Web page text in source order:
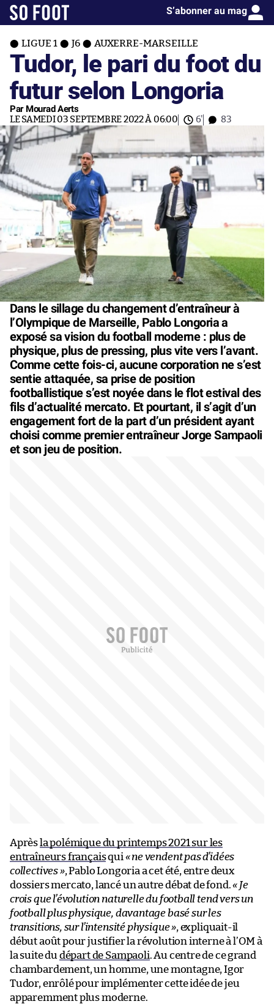
S’abonner au mag
LIGUE 1 J6 AUXERRE-MARSEILLE
Tudor, le pari du foot du
futur selon Longoria
Par Mourad Aerts
LE SAMEDI 03 SEPTEMBRE 2022 À 06:00 6' 83
Dans le sillage du changement d’entraîneur à
l’Olympique de Marseille, Pablo Longoria a
exposé sa vision du football moderne : plus de
physique, plus de pressing, plus vite vers l’avant.
Comme cette fois-ci, aucune corporation ne s’est
sentie attaquée, sa prise de position
footballistique s’est noyée dans le flot estival des
fils d’actualité mercato. Et pourtant, il s’agit d’un
engagement fort de la part d’un président ayant
choisi comme premier entraîneur Jorge Sampaoli
et son jeu de position.
Après la polémique du printemps 2021 sur les
entraîneurs françaisqui « ne vendent pas d’idées
collectives », Pablo Longoria a cet été, entre deux
dossiers mercato, lancé un autre débat de fond.« Je
crois que l’évolution naturelle du football tend vers un
football plus physique, davantage basé sur les
transitions, sur l’intensité physique », expliquait-il
début août pour justifier la révolution interne à l’OM à
la suite du départ de Sampaoli. Au centre de ce grand
chambardement, un homme, une montagne, Igor
Tudor, enrôlé pour implémenter cette idée de jeu
apparemment plus moderne.